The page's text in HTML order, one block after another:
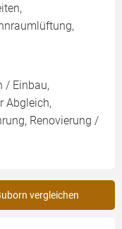
/ Einbau,
Abgleich,
Renovierung /
vergleichen